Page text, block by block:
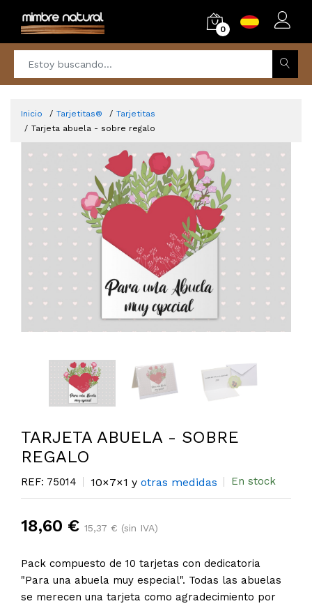
0
Inicio Tarjetitas®
Tarjetitas
Tarjeta abuela - sobre regalo
TARJETA ABUELA - SOBRE
REGALO
REF: 75014 10×7×1 y otras medidas En stock
18,60 € 15,37 € (sin IVA)
Pack compuesto de 10 tarjetas con dedicatoria
"Para una abuela muy especial". Todas las abuelas
se merecen una tarjeta como agradecimiento por